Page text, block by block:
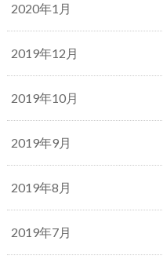
2020年1月
2019年12月
2019年10月
2019年9月
2019年8月
2019年7月